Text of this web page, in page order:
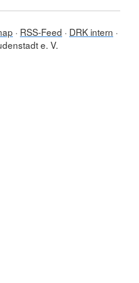
RSS-Feed
DRK intern
e. V.